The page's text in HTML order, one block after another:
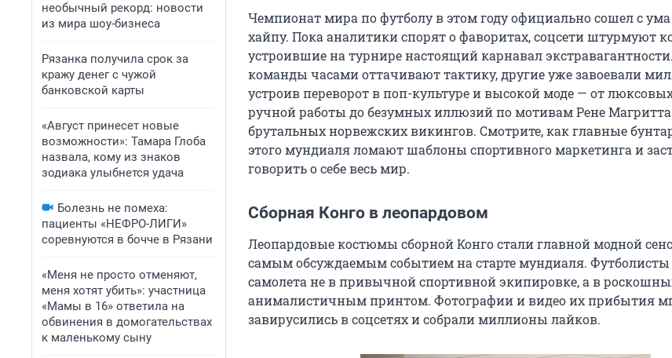
необычный рекорд: новости
из мира шоу-бизнеса
Рязанка получила срок за
кражу денег с чужой
банковской карты
«Август принесет новые
возможности»: Тамара Глоба
назвала, кому из знаков
зодиака улыбнется удача
Болезнь не помеха:
пациенты «НЕФРО-ЛИГИ»
соревнуются в бочче в Рязани
«Меня не просто отменяют,
меня хотят убить»: участница
«Мамы в 16» ответила на
обвинения в домогательствах
к маленькому сыну
Чемпионат мира по футболу в этом году официально сошел с
хайпу. Пока аналитики спорят о фаворитах, соцсети штурмуют
устроившие на турнире настоящий карнавал
команды часами оттачивают тактику, другие уже завоевали
устроив переворот в поп-культуре и высокой моде — от
ручной работы до безумных иллюзий по мотивам Рене
брутальных норвежских викингов. Смотрите, как главные
этого мундиаля ломают шаблоны спортивного маркетинга и
говорить о себе весь мир.
Сборная Конго в леопардовом
Леопардовые костюмы сборной Конго стали главной модной
самым обсуждаемым событием на старте мундиаля.
самолета не в привычной спортивной экипировке, а в
анималистичным принтом. Фотографии и видео их прибытия
завирусились в соцсетях и собрали миллионы лайков.